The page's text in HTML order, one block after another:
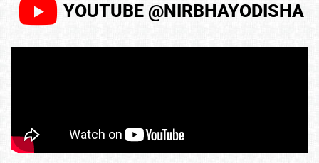
YOUTUBE @NIRBHAYODISHA